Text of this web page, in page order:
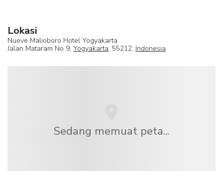
Lokasi
Nueve Malioboro Hotel Yogyakarta
Jalan Mataram No 9, Yogyakarta, 55212, Indonesia
Sedang memuat peta...